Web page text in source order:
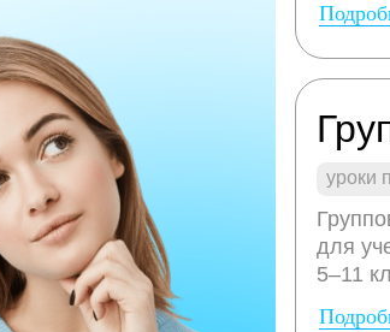
для
5–11
уроки